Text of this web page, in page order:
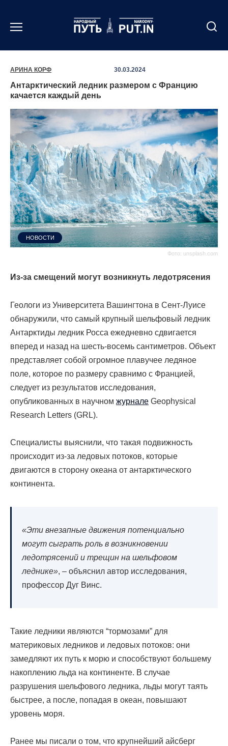
содержанию
АРИНА КОРФ 30.03.2024
Антарктический ледник размером с Францию
качается каждый день
Фото: unsplash.com
НОВОСТИ
Из-за смещений могут возникнуть ледотрясения
Геологи из Университета Вашингтона в Сент-Луисе
обнаружили, что самый крупный шельфовый ледник
Антарктиды ледник Росса ежедневно сдвигается
вперед и назад на шесть-восемь сантиметров. Объект
представляет собой огромное плавучее ледяное
поле, которое по размеру сравнимо с Францией,
следует из результатов исследования,
опубликованных в научном журнале Geophysical
Research Letters (GRL).
Специалисты выяснили, что такая подвижность
происходит из-за ледовых потоков, которые
двигаются в сторону океана от антарктического
континента.
«Эти внезапные движения потенциально
могут сыграть роль в возникновении
ледотрясений и трещин на шельфовом
леднике», – объяснил автор исследования,
профессор Дуг Винс.
Такие ледники являются “тормозами” для
материковых ледников и ледовых потоков: они
замедляют их путь к морю и способствуют большему
накоплению льда на континенте. В случае
разрушения шельфового ледника, льды могут таять
быстрее, а после, попадая в океан, повышают
уровень моря.
Ранее мы писали о том, что крупнейший айсберг